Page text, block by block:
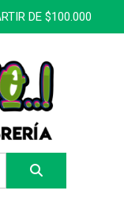
DE $100.000